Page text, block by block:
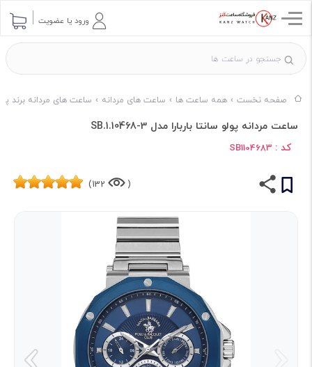
ورود یا عضویت
صفحه نخست همه ساعت ها ساعت های مردانه ساعت های مردانه برند
ساعت مردانه پولو سانتا باربارا مدل SB.1.10468-3
کد : SB1104683
(
132)